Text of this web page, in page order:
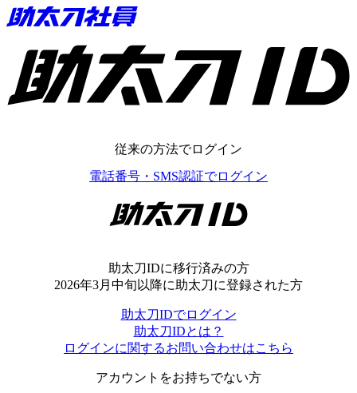
助太刀ID
従来の方法でログイン
電話番号・SMS認証でログイン
助太刀ID
助太刀IDに移行済みの方
2026年3月中旬以降に助太刀に登録された方
助太刀IDでログイン
助太刀IDとは？
ログインに関するお問い合わせはこちら
アカウントをお持ちでない方